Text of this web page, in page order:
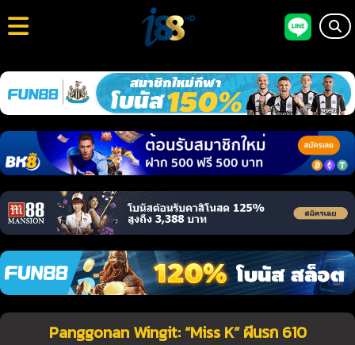
Panggonan Wingit: “Miss K” ผีนรก 610